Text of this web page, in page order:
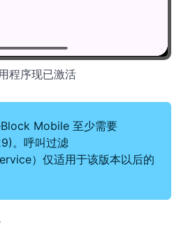
程序现已激活
Mobile 至少需要
。呼叫过滤
）仅适用于该版本以后的